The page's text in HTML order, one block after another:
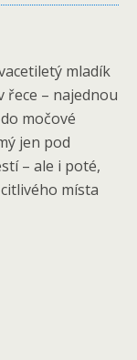
mladík
řece – najednou
močové
jen pod
– ale i poté,
místa